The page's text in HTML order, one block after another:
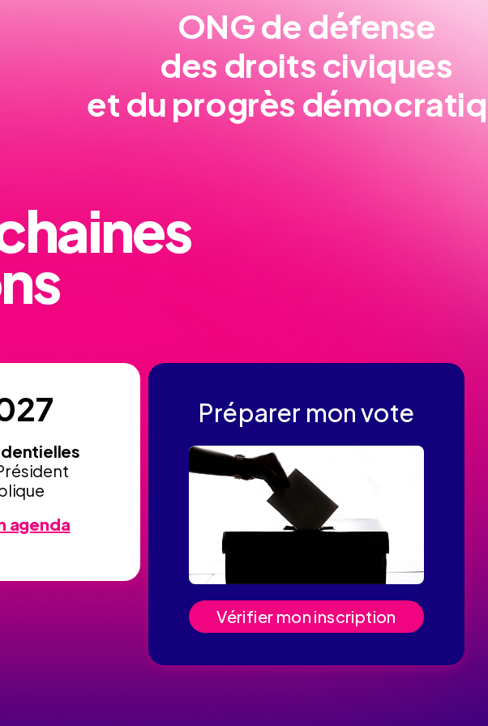
ONG de défense
des droits civiques
et du progrès
agenda
Préparer mon vote
Vérifier mon inscription